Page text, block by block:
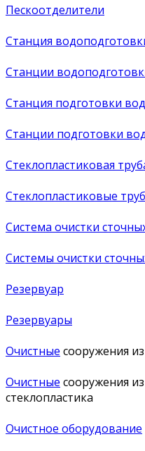
Пескоотделители
Станция
Станции
Станция подготовки
Станции подготовки
Стеклопластиковая
Стеклопластиковые
Система очистки
Системы очистки
Резервуар
Резервуары
Очистные сооружения
Очистные сооружения
стеклопластика
Очистное оборудование